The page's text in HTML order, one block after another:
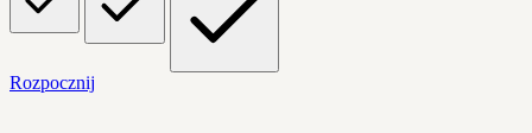
Rozpocznij